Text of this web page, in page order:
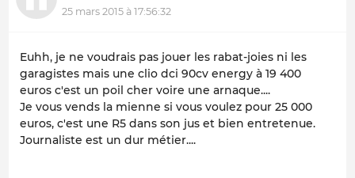
25 mars 2015 à 17:56:32
Euhh, je ne voudrais pas jouer les rabat-joies ni les
garagistes mais une clio dci 90cv energy à 19 400
euros c'est un poil cher voire une arnaque....
Je vous vends la mienne si vous voulez pour 25 000
euros, c'est une R5 dans son jus et bien entretenue.
Journaliste est un dur métier....